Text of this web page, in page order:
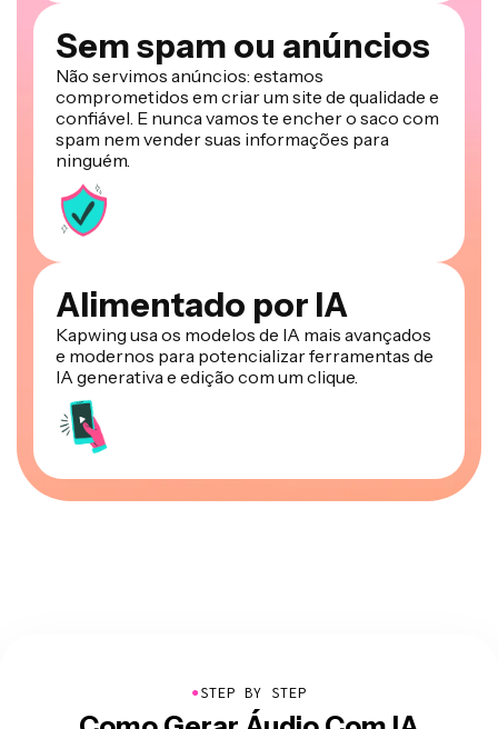
Sem spam ou anúncios
Não servimos anúncios: estamos
comprometidos em criar um site de qualidade e
confiável. E nunca vamos te encher o saco com
spam nem vender suas informações para
ninguém.
Alimentado por IA
Kapwing usa os modelos de IA mais avançados
e modernos para potencializar ferramentas de
IA generativa e edição com um clique.
●STEP BY STEP